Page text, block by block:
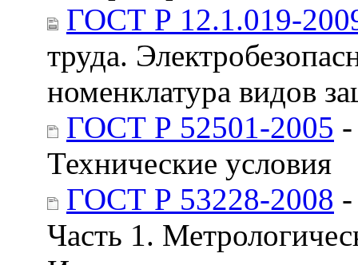
ГОСТ Р 12.1.019-
труда.
номенклатура видов
ГОСТ Р 52501-2005
Технические условия
ГОСТ Р 53228-2008
Часть 1.